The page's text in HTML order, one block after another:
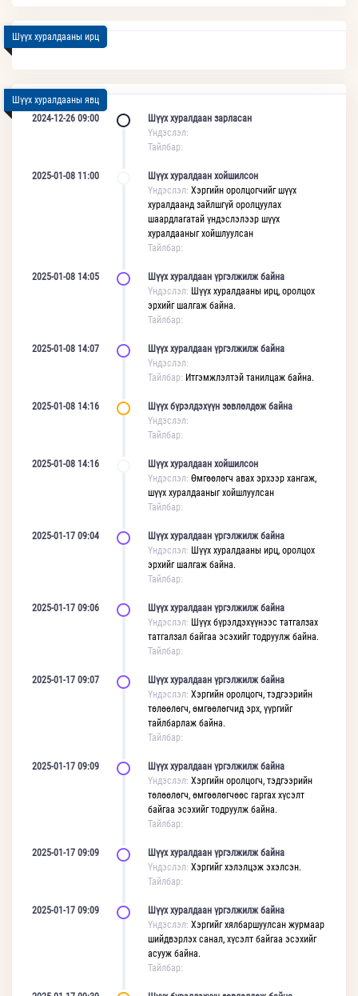
Шүүх хуралдааны ирц
Шүүх хуралдааны явц
2024-12-26 09:00
Шүүх хуралдаан зарласан
Үндэслэл:
Тайлбар:
2025-01-08 11:00
Шүүх хуралдаан хойшилсон
Үндэслэл: Хэргийн оролцогчийг шүүх
хуралдаанд зайлшгүй оролцуулах
шаардлагатай үндэслэлээр шүүх
хуралдааныг хойшлуулсан
Тайлбар:
2025-01-08 14:05
Шүүх хуралдаан үргэлжилж байна
Үндэслэл: Шүүх хуралдааны ирц, оролцох
эрхийг шалгаж байна.
Тайлбар:
2025-01-08 14:07
Шүүх хуралдаан үргэлжилж байна
Үндэслэл:
Тайлбар: Итгэмжлэлтэй танилцаж байна.
2025-01-08 14:16
Шүүх бүрэлдэхүүн зөвлөлдөж байна
Үндэслэл:
Тайлбар:
2025-01-08 14:16
Шүүх хуралдаан хойшилсон
Үндэслэл: Өмгөөлөгч авах эрхээр хангаж,
шүүх хуралдааныг хойшлуулсан
Тайлбар:
2025-01-17 09:04
Шүүх хуралдаан үргэлжилж байна
Үндэслэл: Шүүх хуралдааны ирц, оролцох
эрхийг шалгаж байна.
Тайлбар:
2025-01-17 09:06
Шүүх хуралдаан үргэлжилж байна
Үндэслэл: Шүүх бүрэлдэхүүнээс татгалзах
татгалзал байгаа эсэхийг тодруулж байна.
Тайлбар:
2025-01-17 09:07
Шүүх хуралдаан үргэлжилж байна
Үндэслэл: Хэргийн оролцогч, тэдгээрийн
төлөөлөгч, өмгөөлөгчид эрх, үүргийг
тайлбарлаж байна.
Тайлбар:
2025-01-17 09:09
Шүүх хуралдаан үргэлжилж байна
Үндэслэл: Хэргийн оролцогч, тэдгээрийн
төлөөлөгч, өмгөөлөгчөөс гаргах хүсэлт
байгаа эсэхийг тодруулж байна.
Тайлбар:
2025-01-17 09:09
Шүүх хуралдаан үргэлжилж байна
Үндэслэл: Хэргийг хэлэлцэж эхэлсэн.
Тайлбар:
2025-01-17 09:09
Шүүх хуралдаан үргэлжилж байна
Үндэслэл: Хэргийг хялбаршуулсан журмаар
шийдвэрлэх санал, хүсэлт байгаа эсэхийг
асууж байна.
Тайлбар: